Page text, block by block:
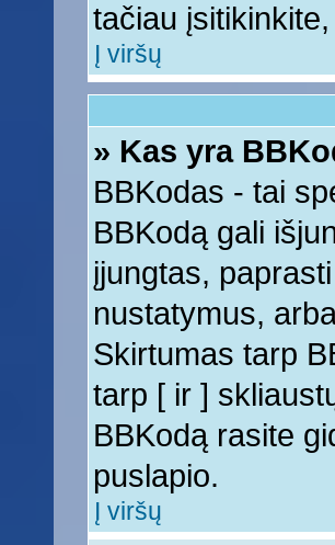
tačiau
Į viršų
» Kas yra
BBKodas - tai
BBKodą gali
įjungtas,
nustatymus,
Skirtumas tarp
tarp [ ir ]
BBKodą rasite
puslapio.
Į viršų